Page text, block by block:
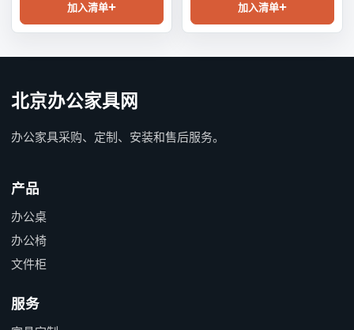
加入清单 加入清单
北京办公家具网
办公家具采购、定制、安装和售后服务。
产品
办公桌
办公椅
文件柜
服务